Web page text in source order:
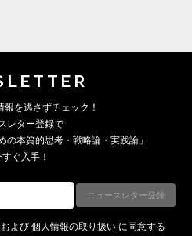
報を逃さずチェック！
レター登録で
の本質的思考・戦略論・実践論」
ぐ入手！
および 個人情報の取り扱い に同意する